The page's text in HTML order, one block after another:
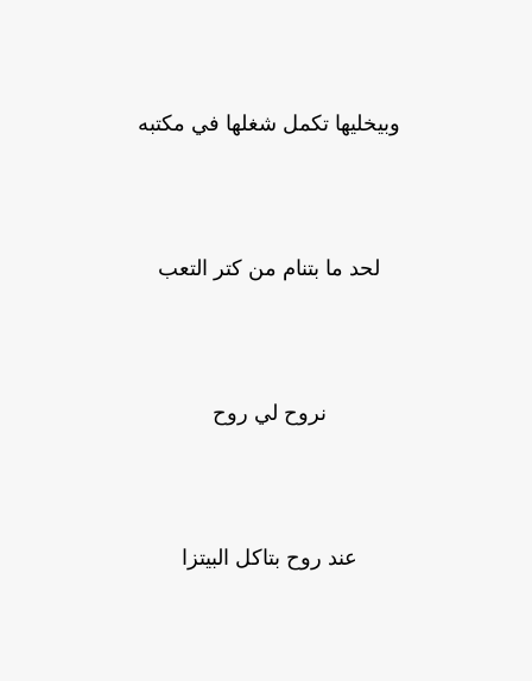
وبيخليها تكمل شغلها في مكتبه
لحد ما بتنام من كتر التعب
نروح لي روح
عند روح بتاكل البيتزا